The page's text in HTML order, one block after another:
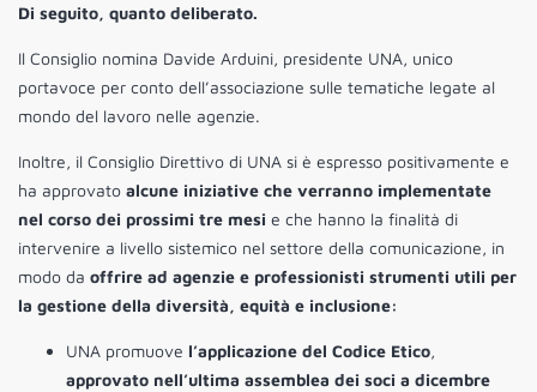
Di seguito, quanto deliberato.
Il Consiglio nomina Davide Arduini, presidente UNA, unico
portavoce per conto dell’associazione sulle tematiche legate al
mondo del lavoro nelle agenzie.
Inoltre, il Consiglio Direttivo di UNA si è espresso positivamente e
ha approvato alcune iniziative che verranno implementate
nel corso dei prossimi tre mesi e che hanno la finalità di
intervenire a livello sistemico nel settore della comunicazione, in
modo da offrire ad agenzie e professionisti strumenti utili per
la gestione della diversità, equità e inclusione:
UNA promuove l’applicazione del Codice Etico,
approvato nell’ultima assemblea dei soci a dicembre